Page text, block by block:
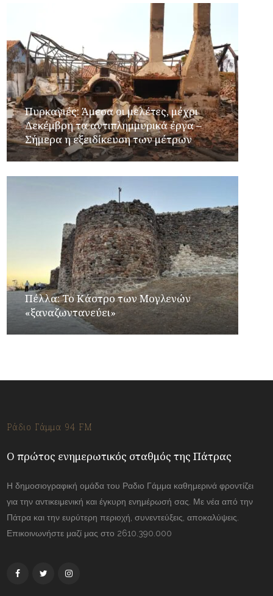
Πυρκαγιές: Άμεσα οι μελέτες, μέχρι
Δεκέμβρη τα αντιπλημμυρικά έργα –
Σήμερα η εξειδίκευση των μέτρων
Πέλλα: Το Κάστρο των Μογλενών
«ξαναζωντανεύει»
Ράδιο Γάμμα 94 FM
Ο πρώτος ενημερωτικός σταθμός της Πάτρας
Η δημοσιογραφική ομάδα του Ραδιο Γάμμα καθημερινά φροντίζει
για την αντικειμενική και έγκυρη ενημέρωσή σας. Με νέα από την
Πάτρα και την ευρύτερη περιοχή, συνεντεύξεις, αποκαλύψεις.
Επικοινωνήστε μαζί μας στο 2610.390.000